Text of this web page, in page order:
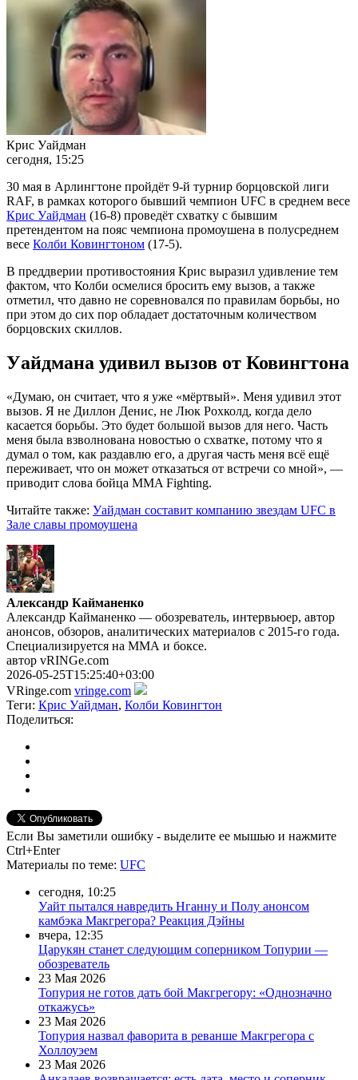
Крис Уайдман
сегодня, 15:25
30 мая в Арлингтоне пройдёт 9-й турнир борцовской лиги
RAF, в рамках которого бывший чемпион UFC в среднем весе
Крис Уайдман (16-8) проведёт схватку с бывшим
претендентом на пояс чемпиона промоушена в полусреднем
весе Колби Ковингтоном (17-5).
В преддверии противостояния Крис выразил удивление тем
фактом, что Колби осмелися бросить ему вызов, а также
отметил, что давно не соревновался по правилам борьбы, но
при этом до сих пор обладает достаточным количеством
борцовских скиллов.
Уайдмана удивил вызов от Ковингтона
«Думаю, он считает, что я уже «мёртвый». Меня удивил этот
вызов. Я не Диллон Денис, не Люк Рохколд, когда дело
касается борьбы. Это будет большой вызов для него. Часть
меня была взволнована новостью о схватке, потому что я
думал о том, как раздавлю его, а другая часть меня всё ещё
переживает, что он может отказаться от встречи со мной», —
приводит слова бойца MMA Fighting.
Читайте также: Уайдман составит компанию звездам UFC в
Зале славы промоушена
Александр Кайманенко
Александр Кайманенко — обозреватель, интервьюер, автор
анонсов, обзоров, аналитических материалов с 2015-го года.
Специализируется на ММА и боксе.
автор vRINGe.com
2026-05-25T15:25:40+03:00
VRinge.com vringe.com
Теги: Крис Уайдман, Колби Ковингтон
Поделиться:
Если Вы заметили ошибку - выделите ее мышью и нажмите
Ctrl+Enter
Материалы по теме: UFC
сегодня, 10:25
Уайт пытался навредить Нганну и Полу анонсом
камбэка Макгрегора? Реакция Дэйны
вчера, 12:35
Царукян станет следующим соперником Топурии —
обозреватель
23 Мая 2026
Топурия не готов дать бой Макгрегору: «Однозначно
откажусь»
23 Мая 2026
Топурия назвал фаворита в реванше Макгрегора с
Холлоуэем
23 Мая 2026